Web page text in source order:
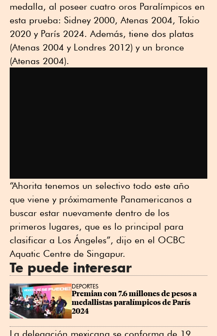
medalla, al poseer cuatro oros Paralímpicos en
esta prueba: Sidney 2000, Atenas 2004, Tokio
2020 y París 2024. Además, tiene dos platas
(Atenas 2004 y Londres 2012) y un bronce
(Atenas 2004).
“Ahorita tenemos un selectivo todo este año
que viene y próximamente Panamericanos a
buscar estar nuevamente dentro de los
primeros lugares, que es lo principal para
clasificar a Los Ángeles”, dijo en el OCBC
Aquatic Centre de Singapur.
Te puede interesar
DEPORTES
Premian con 7.6 millones de pesos a
medallistas paralímpicos de París
2024
La delegación mexicana se conforma de 19